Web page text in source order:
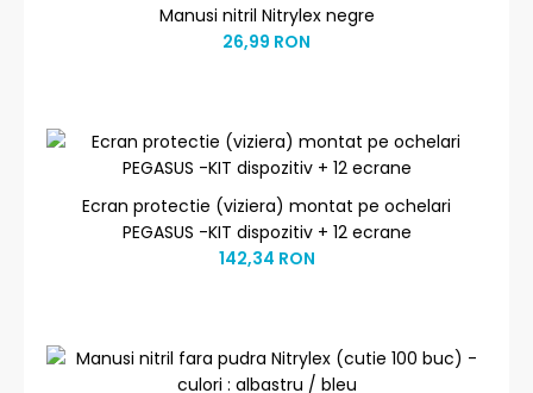
Manusi nitril Nitrylex negre
26,99 RON
Ecran protectie (viziera) montat pe ochelari
PEGASUS -KIT dispozitiv + 12 ecrane
142,34 RON